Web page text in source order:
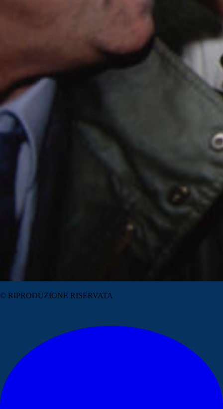
© RIPRODUZIONE RISERVATA